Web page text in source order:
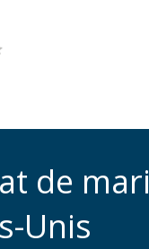
de
Unis